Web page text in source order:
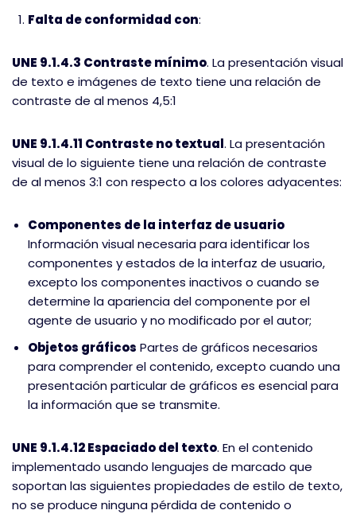
Falta de conformidad con:
UNE 9.1.4.3 Contraste mínimo. La presentación visual
de texto e imágenes de texto tiene una relación de
contraste de al menos 4,5:1
UNE 9.1.4.11 Contraste no textual. La presentación
visual de lo siguiente tiene una relación de contraste
de al menos 3:1 con respecto a los colores adyacentes:
Componentes de la interfaz de usuario
Información visual necesaria para identificar los
componentes y estados de la interfaz de usuario,
excepto los componentes inactivos o cuando se
determine la apariencia del componente por el
agente de usuario y no modificado por el autor;
Objetos gráficos Partes de gráficos necesarios
para comprender el contenido, excepto cuando una
presentación particular de gráficos es esencial para
la información que se transmite.
UNE 9.1.4.12 Espaciado del texto. En el contenido
implementado usando lenguajes de marcado que
soportan las siguientes propiedades de estilo de texto,
no se produce ninguna pérdida de contenido o